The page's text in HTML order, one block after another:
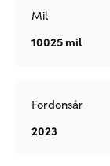
Mil
10025 mil
Fordonsår
2023